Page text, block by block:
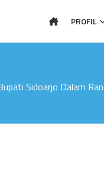
PROFIL
Sidoarjo Dalam